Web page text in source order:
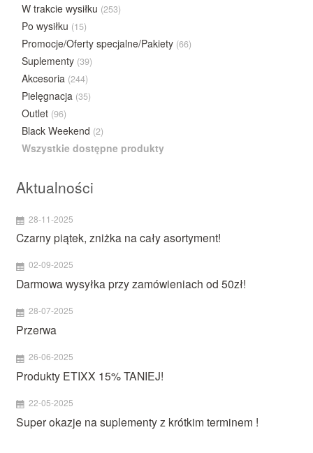
W trakcie wysiłku (253)
Po wysiłku (15)
Promocje/Oferty specjalne/Pakiety (66)
Suplementy (39)
Akcesoria (244)
Pielęgnacja (35)
Outlet (96)
Black Weekend (2)
Wszystkie dostępne produkty
Aktualności
28-11-2025
Czarny piątek, zniżka na cały asortyment!
02-09-2025
Darmowa wysyłka przy zamówieniach od 50zł!
28-07-2025
Przerwa
26-06-2025
Produkty ETIXX 15% TANIEJ!
22-05-2025
Super okazje na suplementy z krótkim terminem !